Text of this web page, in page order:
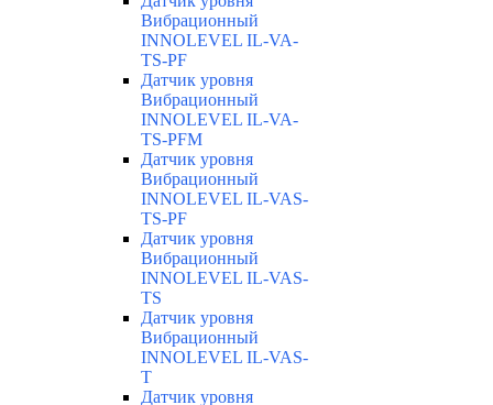
Вибрационный
INNOLEVEL IL-VA-
TS-PF
Датчик уровня
Вибрационный
INNOLEVEL IL-VA-
TS-PFM
Датчик уровня
Вибрационный
INNOLEVEL IL-VAS-
TS-PF
Датчик уровня
Вибрационный
INNOLEVEL IL-VAS-
TS
Датчик уровня
Вибрационный
INNOLEVEL IL-VAS-
T
Датчик уровня